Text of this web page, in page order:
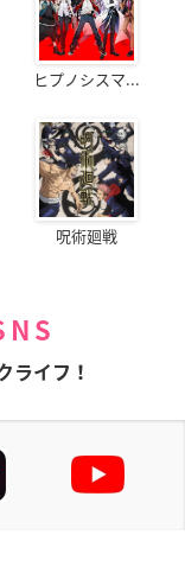
ヒプノシスマ...
呪術廻戦
ライフ！